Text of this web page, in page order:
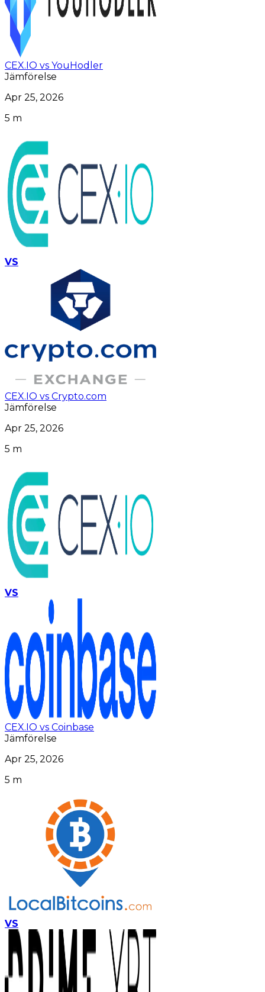
CEX.IO vs YouHodler
Jämförelse
Apr 25, 2026
5 m
VS
CEX.IO vs Crypto.com
Jämförelse
Apr 25, 2026
5 m
VS
CEX.IO vs Coinbase
Jämförelse
Apr 25, 2026
5 m
VS